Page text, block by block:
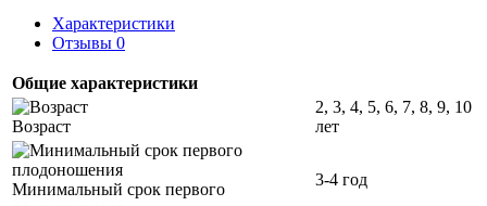
Характеристики
Отзывы 0
Общие характеристики
Возраст
2, 3, 4, 5, 6, 7, 8, 9, 10
лет
Минимальный срок первого
3-4 год